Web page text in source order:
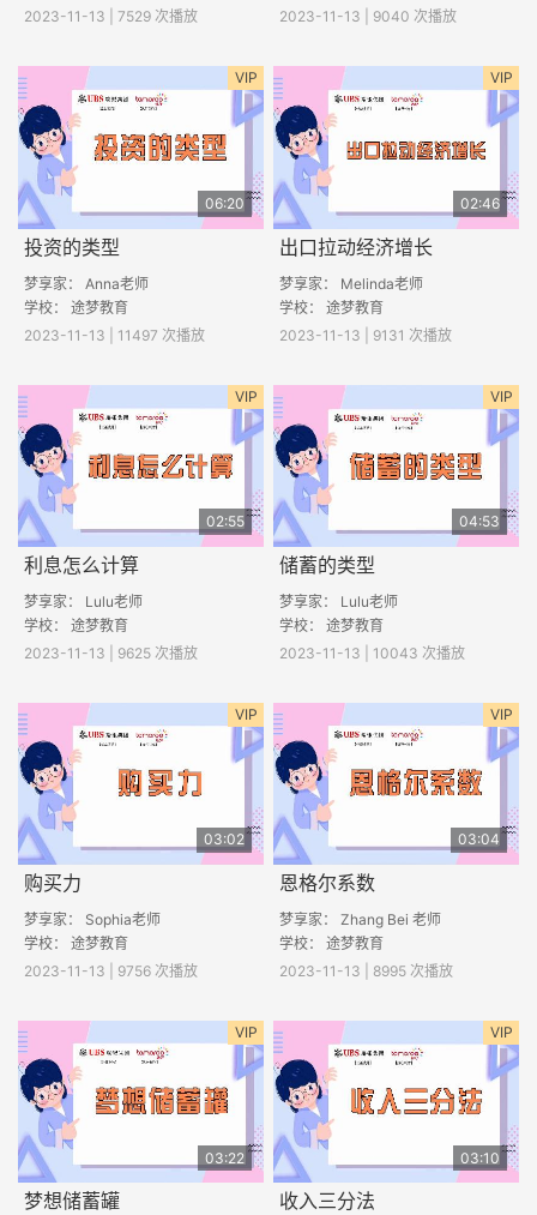
2023-11-13 | 7529 次播放
2023-11-13 | 9040 次播放
VIP
06:20
投资的类型
梦享家： Anna老师
学校： 途梦教育
2023-11-13 | 11497 次播放
VIP
02:46
出口拉动经济增长
梦享家： Melinda老师
学校： 途梦教育
2023-11-13 | 9131 次播放
VIP
02:55
利息怎么计算
梦享家： Lulu老师
学校： 途梦教育
2023-11-13 | 9625 次播放
VIP
04:53
储蓄的类型
梦享家： Lulu老师
学校： 途梦教育
2023-11-13 | 10043 次播放
VIP
03:02
购买力
梦享家： Sophia老师
学校： 途梦教育
2023-11-13 | 9756 次播放
VIP
03:04
恩格尔系数
梦享家： Zhang Bei 老师
学校： 途梦教育
2023-11-13 | 8995 次播放
VIP
03:22
梦想储蓄罐
VIP
03:10
收入三分法